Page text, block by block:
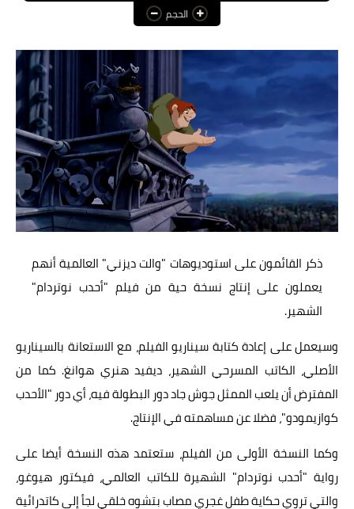
عالم المرأة
فن وثقافة
أخبار مصر
أخبار عربية
أخبار النجوم
أخبار العالم
الحجم
ذكر القائمون على استوديوهات "والت ديزني" العالمية أنهم
يعملون على إنتاج نسخة حية من فيلم "أحدب نوتردام"
الشهير.
وسيعمل على إعادة كتابة سيناريو الفيلم، مع الاستعانة بالسيناريو
الأصلي، الكاتب المسرحي الشهير، ديفيد هنري هوانغ. كما من
المفترض أن يلعب الممثل جوش جاد دور البطولة فيه، أي دور "الأحدب
كوازيمودو"، فضلا عن مساهمته في الإنتاج.
وكما النسخة الأولى من الفيلم، ستعتمد هذه النسخة أيضا على
رواية "أحدب نوتردام" الشهيرة للكاتب العالمي، فيكتور هيوغو،
والتي تروي حكاية طفل غجري مصاب بتشوه خلقي لجأ إلى كاتدرائية